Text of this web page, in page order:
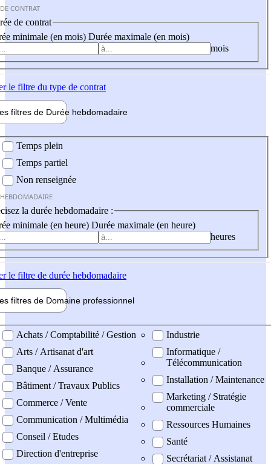
CONTRAT
de contrat
minimale (en mois) Durée maximale (en mois)
mois
le filtre du type de contrat
filtres de Durée hebdomadaire
Temps plein
Temps partiel
Non renseignée
la durée hebdomadaire :
minimale (en heure) Durée maximale (en heure)
heures
le filtre de durée hebdomadaire
filtres de Domaine professionnel
professionel
Achats / Comptabilité / Gestion
Arts / Artisanat d'art
Banque / Assurance
Bâtiment / Travaux Publics
Commerce / Vente
Communication / Multimédia
Conseil / Etudes
Direction d'entreprise
Industrie
Informatique /
Télécommunication
Installation / Maintenance
Marketing / Stratégie
commerciale
Ressources Humaines
Santé
Secrétariat / Assistanat